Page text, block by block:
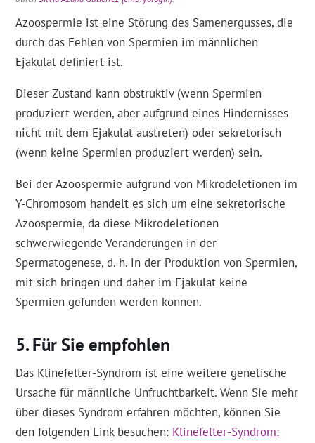
Azoospermie ist eine Störung des Samenergusses, die
durch das Fehlen von Spermien im männlichen
Ejakulat definiert ist.
Dieser Zustand kann obstruktiv (wenn Spermien
produziert werden, aber aufgrund eines Hindernisses
nicht mit dem Ejakulat austreten) oder sekretorisch
(wenn keine Spermien produziert werden) sein.
Bei der Azoospermie aufgrund von Mikrodeletionen im
Y-Chromosom handelt es sich um eine sekretorische
Azoospermie, da diese Mikrodeletionen
schwerwiegende Veränderungen in der
Spermatogenese, d. h. in der Produktion von Spermien,
mit sich bringen und daher im Ejakulat keine
Spermien gefunden werden können.
Für Sie empfohlen
Das Klinefelter-Syndrom ist eine weitere genetische
Ursache für männliche Unfruchtbarkeit. Wenn Sie mehr
über dieses Syndrom erfahren möchten, können Sie
den folgenden Link besuchen: Klinefelter-Syndrom: